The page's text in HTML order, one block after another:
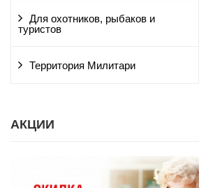
Для охотников, рыбаков и
туристов
Территория Милитари
АКЦИИ